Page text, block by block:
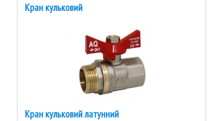
Кран кульковий
Кран кульковий латунний